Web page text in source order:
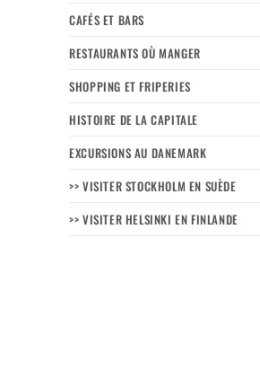
CAFÉS ET BARS
RESTAURANTS OÙ MANGER
SHOPPING ET FRIPERIES
HISTOIRE DE LA CAPITALE
EXCURSIONS AU DANEMARK
>> VISITER STOCKHOLM EN SUÈDE
>> VISITER HELSINKI EN FINLANDE